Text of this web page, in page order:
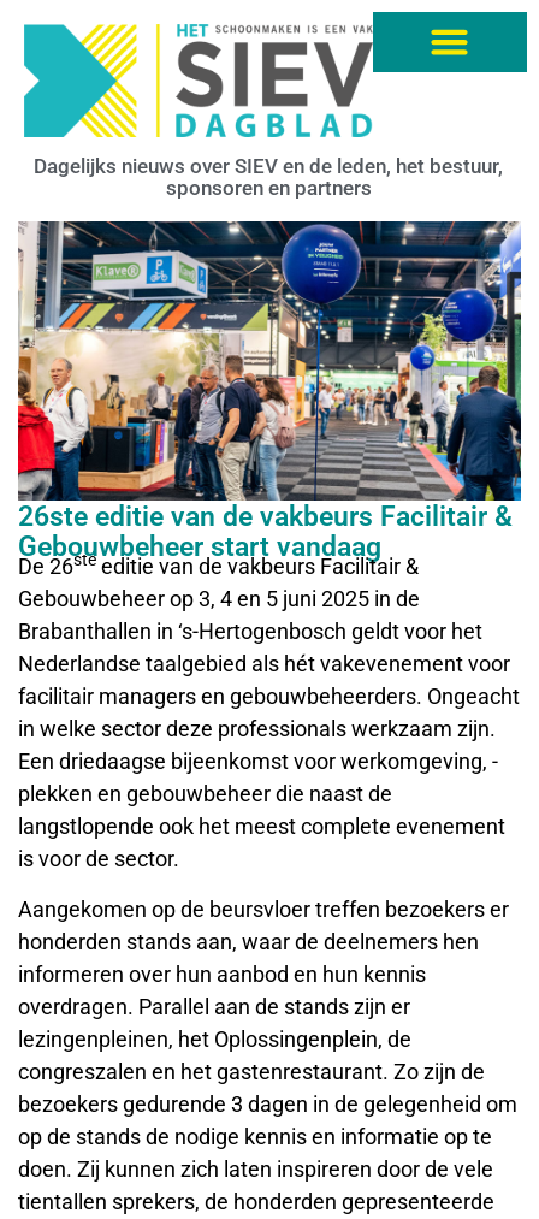
Dagelijks nieuws over SIEV en de leden, het bestuur,
sponsoren en partners
26ste editie van de vakbeurs Facilitair &
Gebouwbeheer start vandaag
De 26ste editie van de vakbeurs Facilitair &
Gebouwbeheer op 3, 4 en 5 juni 2025 in de
Brabanthallen in ‘s-Hertogenbosch geldt voor het
Nederlandse taalgebied als hét vakevenement voor
facilitair managers en gebouwbeheerders. Ongeacht
in welke sector deze professionals werkzaam zijn.
Een driedaagse bijeenkomst voor werkomgeving, -
plekken en gebouwbeheer die naast de
langstlopende ook het meest complete evenement
is voor de sector.
Aangekomen op de beursvloer treffen bezoekers er
honderden stands aan, waar de deelnemers hen
informeren over hun aanbod en hun kennis
overdragen. Parallel aan de stands zijn er
lezingenpleinen, het Oplossingenplein, de
congreszalen en het gastenrestaurant. Zo zijn de
bezoekers gedurende 3 dagen in de gelegenheid om
op de stands de nodige kennis en informatie op te
doen. Zij kunnen zich laten inspireren door de vele
tientallen sprekers, de honderden gepresenteerde